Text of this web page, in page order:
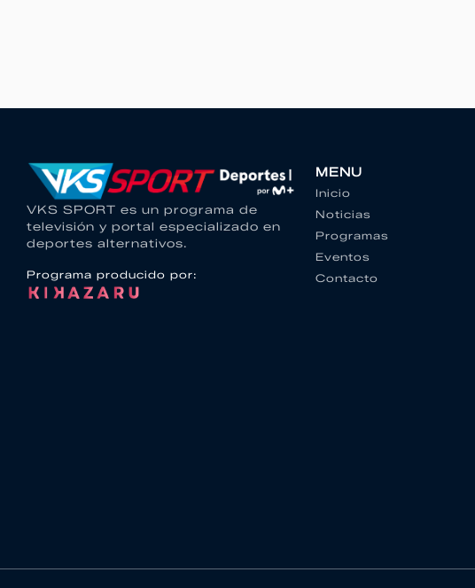
VKS SPORT es un programa de
televisión y portal especializado en
deportes alternativos.
Programa producido por:
MENU
Inicio
Noticias
Programas
Eventos
Contacto